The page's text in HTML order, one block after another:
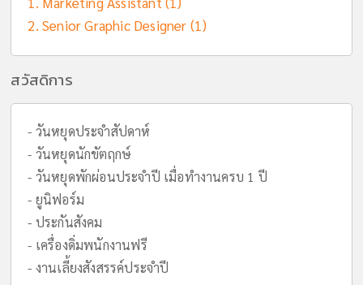
Senior Graphic Designer (1)
สวัสดิการ
- วันหยุดประจำสัปดาห์
- วันหยุดนักขัตฤกษ์
- วันหยุดพักผ่อนประจำปี เมื่อทำงานครบ 1 ปี
- ยูนิฟอร์ม
- ประกันสังคม
- เครื่องดิ่มพนักงานฟรี
- งานเลี้ยงสังสรรค์ประจำปี